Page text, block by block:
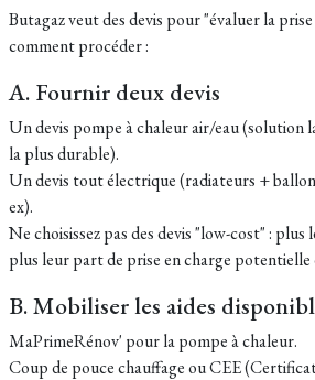
Butagaz veut des devis pour "évaluer la
comment procéder :
A. Fournir deux devis
Un devis pompe à chaleur air/eau (solution
la plus durable).
Un devis tout électrique (radiateurs +
ex).
Ne choisissez pas des devis "low-cost" : plus
plus leur part de prise en charge potentielle
B. Mobiliser les aides
MaPrimeRénov' pour la pompe à chaleur.
Coup de pouce chauffage ou CEE